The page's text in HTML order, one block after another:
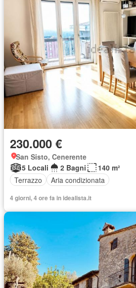
230.000 €
San Sisto, Cenerente
5 Locali
2 Bagni
140 m²
Terrazzo
Aria condizionata
4 giorni, 4 ore fa in idealista.it